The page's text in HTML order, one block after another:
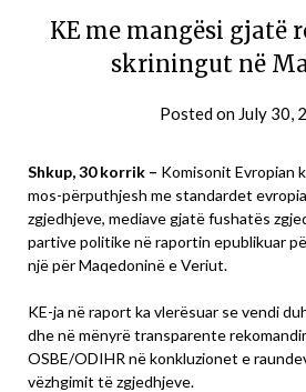
KE me mangësi gjatë
skriningut në
Posted on July 30,
Shkup, 30 korrik – Komisonit Evropian
mos-përputhjesh me standardet
zgjedhjeve, mediave gjatë fushatës
partive politike në raportin epublikuar
një për Maqedoninë e Veriut.
KE-ja në raport ka vlerësuar se vendi
dhe në mënyrë transparente
OSBE/ODIHR në konkluzionet e
vëzhgimit të zgjedhjeve.